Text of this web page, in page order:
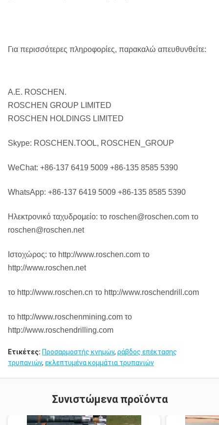
Για περισσότερες πληροφορίες, παρακαλώ απευθυνθείτε:
Α.Ε. ROSCHEN.
ROSCHEN GROUP LIMITED
ROSCHEN HOLDINGS LIMITED
Skype: ROSCHEN.TOOL, ROSCHEN_GROUP
WeChat: +86-137 6419 5009 +86-135 8585 5390
WhatsApp: +86-137 6419 5009 +86-135 8585 5390
Ηλεκτρονικό ταχυδρομείο: το roschen@roschen.com το
roschen@roschen.net
Ιστοχώρος: το http://www.roschen.com το
http://www.roschen.net
το http://www.roschen.cn το http://www.roschendrill.com
το http://www.roschenmining.com το
http://www.roschendrilling.com
Ετικέτες: Προσαρμοστής κνημών, ράβδος επέκτασης
τρυπανιών, εκλεπτυμένα κομμάτια τρυπανιών
Συνιστώμενα προϊόντα